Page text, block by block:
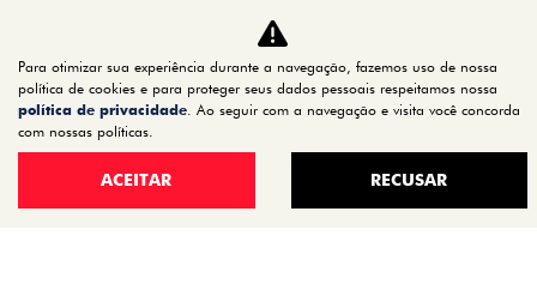
OFERTAS
VENDA DIRETA
SERVIÇOS
REVISÃO
Para otimizar sua experiência durante a navegação, fazemos uso de nossa
política de cookies e para proteger seus dados pessoais respeitamos nossa
política de privacidade. Ao seguir com a navegação e visita você concorda
com nossas políticas.
ACEITAR RECUSAR